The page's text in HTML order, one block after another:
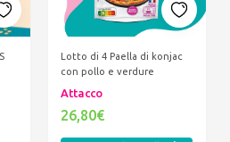
Lotto di 4 Paella di konjac
con pollo e verdure
Attacco
26,80€